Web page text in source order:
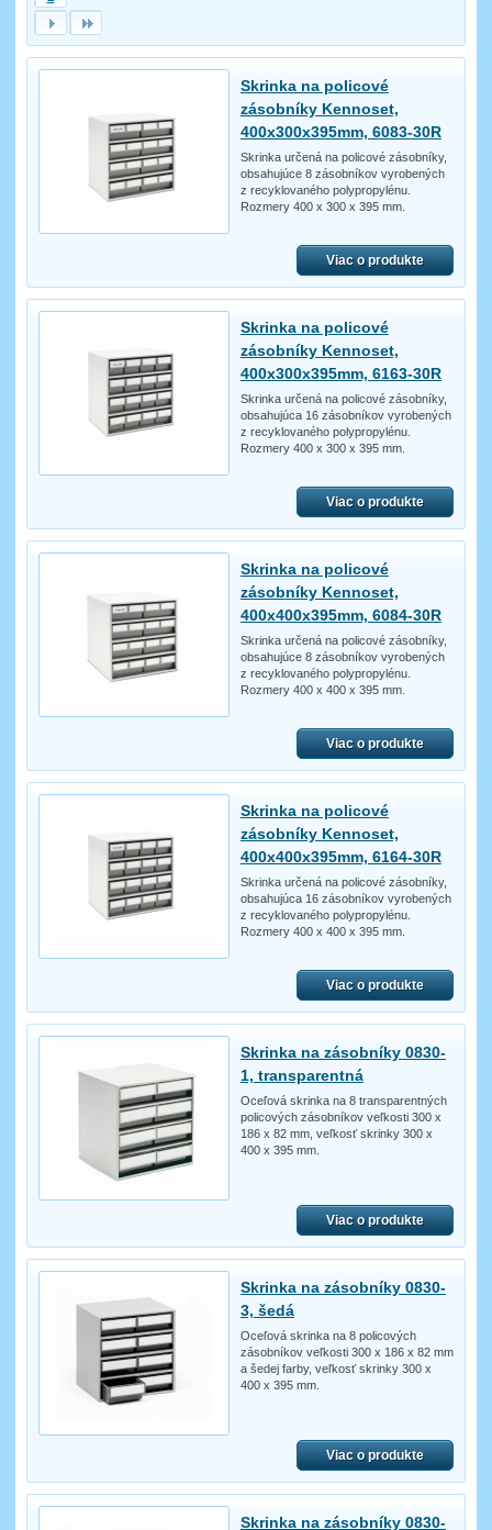
Skrinka na policové
zásobníky Kennoset,
400x300x395mm, 6083-30R
Skrinka určená na policové zásobníky,
obsahujúce 8 zásobníkov vyrobených
z recyklovaného polypropylénu.
Rozmery 400 x 300 x 395 mm.
Viac o produkte
Skrinka na policové
zásobníky Kennoset,
400x300x395mm, 6163-30R
Skrinka určená na policové zásobníky,
obsahujúca 16 zásobníkov vyrobených
z recyklovaného polypropylénu.
Rozmery 400 x 300 x 395 mm.
Viac o produkte
Skrinka na policové
zásobníky Kennoset,
400x400x395mm, 6084-30R
Skrinka určená na policové zásobníky,
obsahujúce 8 zásobníkov vyrobených
z recyklovaného polypropylénu.
Rozmery 400 x 400 x 395 mm.
Viac o produkte
Skrinka na policové
zásobníky Kennoset,
400x400x395mm, 6164-30R
Skrinka určená na policové zásobníky,
obsahujúca 16 zásobníkov vyrobených
z recyklovaného polypropylénu.
Rozmery 400 x 400 x 395 mm.
Viac o produkte
Skrinka na zásobníky 0830-
1, transparentná
Oceľová skrinka na 8 transparentných
policových zásobníkov veľkosti 300 x
186 x 82 mm, veľkosť skrinky 300 x
400 x 395 mm.
Viac o produkte
Skrinka na zásobníky 0830-
3, šedá
Oceľová skrinka na 8 policových
zásobníkov veľkosti 300 x 186 x 82 mm
a šedej farby, veľkosť skrinky 300 x
400 x 395 mm.
Viac o produkte
Skrinka na zásobníky 0830-